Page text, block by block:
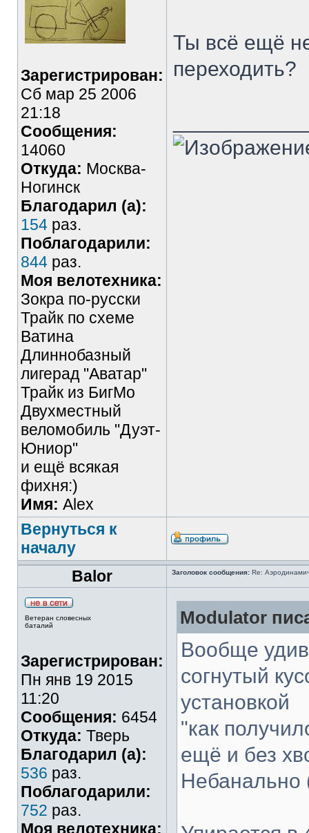
Зарегистрирован:
Сб мар 25 2006
21:18
Сообщения:
14060
Откуда: Москва-
Ногинск
Благодарил (а):
154 раз.
Поблагодарили:
844 раз.
Моя велотехника:
Зокра по-русски
Трайк по схеме
Ватина
Длиннобазный
лигерад "Аватар"
Трайк из БигМо
Двухместный
веломобиль "Дуэт-
Юниор"
и ещё всякая
фихня:)
Имя: Alex
Ты всё ещё
переходить?
Вернуться к
началу
Balor
Заголовок сообщения: Re:
Ветеран словесных
баталий
Зарегистрирован:
Пн янв 19 2015
11:20
Сообщения: 6454
Откуда: Тверь
Благодарил (а):
536 раз.
Поблагодарили:
752 раз.
Моя велотехника:
Modulator
Вообще
согнутый
установкой
"как
ещё и без
Небанально